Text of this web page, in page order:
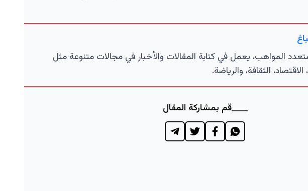
المواهب، يعمل في كتابة المقالات والأخبار في مجالات متنوعة مثل
الثقافة، والرياضة.
قم بمشاركة المقال